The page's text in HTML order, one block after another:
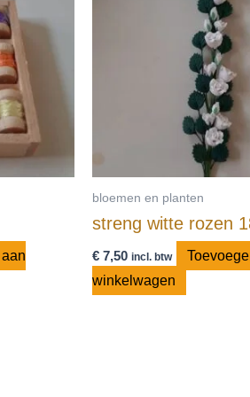
bloemen en planten
streng witte rozen
€7,50 incl. btw
winkelwagen